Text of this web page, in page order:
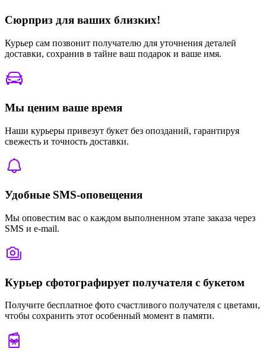
Сюрприз для ваших близких!
Курьер сам позвонит получателю для уточнения деталей
доставки, сохранив в тайне ваш подарок и ваше имя.
Мы ценим ваше время
Наши курьеры привезут букет без опозданий, гарантируя
свежесть и точность доставки.
Удобные SMS-оповещения
Мы оповестим вас о каждом выполненном этапе заказа через
SMS и e-mail.
Курьер сфотографирует получателя с букетом
Получите бесплатное фото счастливого получателя с цветами,
чтобы сохранить этот особенный момент в памяти.